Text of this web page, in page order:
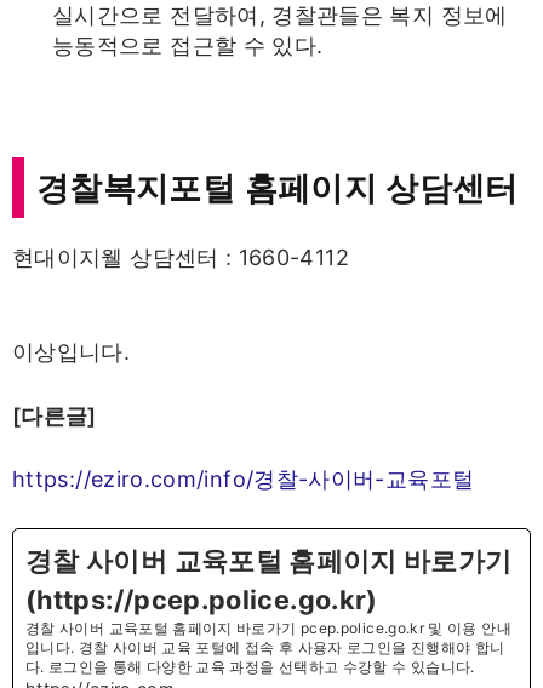
실시간으로 전달하여, 경찰관들은 복지 정보에
능동적으로 접근할 수 있다.
경찰복지포털 홈페이지 상담센터
현대이지웰 상담센터 : 1660-4112
이상입니다.
[다른글]
https://eziro.com/info/경찰-사이버-교육포털
경찰 사이버 교육포털 홈페이지 바로가기
(https://pcep.police.go.kr)
경찰 사이버 교육포털 홈페이지 바로가기 pcep.police.go.kr 및 이용 안내
입니다. 경찰 사이버 교육 포털에 접속 후 사용자 로그인을 진행해야 합니
다. 로그인을 통해 다양한 교육 과정을 선택하고 수강할 수 있습니다.